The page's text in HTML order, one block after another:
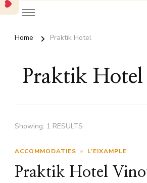
Home Praktik Hotel
Praktik Hotel
Showing: 1 RESULTS
ACCOMMODATIES L’EIXAMPLE
Praktik Hotel